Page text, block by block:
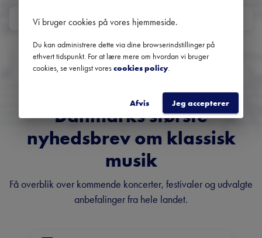
Ingen kommende koncerter
Brug datofilteret for at se tidligere koncerter
Danmarks største
nyhedsbrev om klassisk
musik
Få overblik over kommende koncerter, festivaler og udvalgte
anbefalinger fra hele landet.
Vi bruger cookies på vores hjemmeside.
Du kan administrere dette via dine browserindstillinger på
ethvert tidspunkt. For at lære mere om hvordan vi bruger
cookies, se venligst vorescookies policy.
Afvis Jeg accepterer